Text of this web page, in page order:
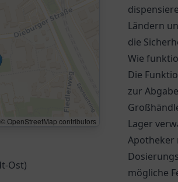
© OpenStreetMap contributors
Ost)
Ländern
die
Wie
Die
zur
Lager
Apotheker
mögliche